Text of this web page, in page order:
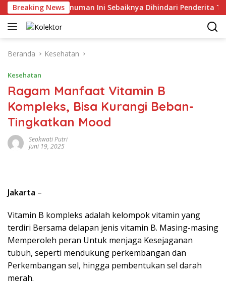
Langsung
ke
konten
Breaking News
4 Minuman Ini Sebaiknya Dihindari Penderita Tekanan
Beranda Kesehatan
Kesehatan
Ragam Manfaat Vitamin B
Kompleks, Bisa Kurangi Beban-
Tingkatkan Mood
Seokwati Putri
Juni 19, 2025
Jakarta –
Vitamin B kompleks adalah kelompok vitamin yang
terdiri Bersama delapan jenis vitamin B. Masing-masing
Memperoleh peran Untuk menjaga Kesejaganan
tubuh, seperti mendukung perkembangan dan
Perkembangan sel, hingga pembentukan sel darah
merah.